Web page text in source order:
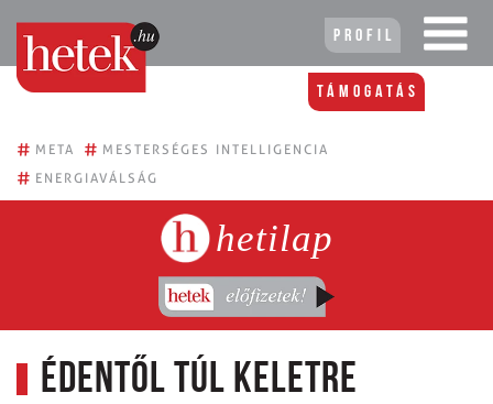
Profil
Támogatás
# META # MESTERSÉGES INTELLIGENCIA
# ENERGIAVÁLSÁG
hetilap
Édentől túl keletre